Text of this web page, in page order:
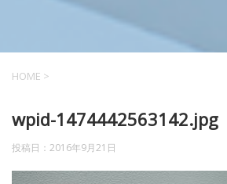
HOME >
wpid-1474442563142.jpg
投稿日： 2016年9月21日